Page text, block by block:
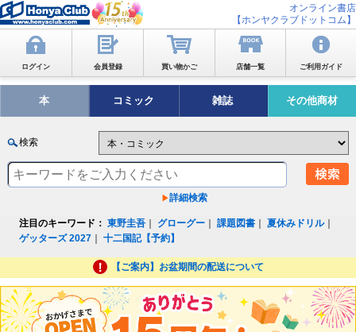
オンライン書店
【ホンヤクラブドットコム】
ログイン 会員登録 買い物かご 店舗一覧 ご利用ガイド
本 コミック 雑誌 その他商材
検索
詳細検索
注目のキーワード： 東野圭吾 グローグー ｜課題図書 ｜夏休みドリル｜
ゲッターズ 2027 ｜十二国記【予約】
【ご案内】お盆期間の配送について